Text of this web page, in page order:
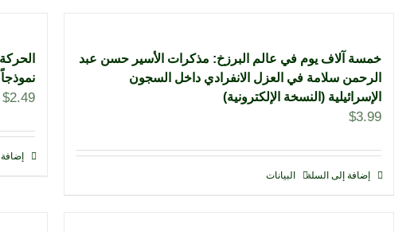
خمسة آلاف يوم في عالم البرزخ: مذكرات الأسير حسن عبد
الرحمن سلامة في العزل الانفرادي داخل السجون
الإسرائيلية (النسخة الإلكترونية)
$3.99
إضافة إلى السلة البيانات
$2.49